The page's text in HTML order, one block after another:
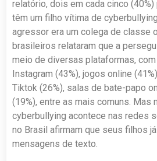
relatório, dois em cada cinco
têm um filho vítima de
agressor era um colega de classe
brasileiros relataram que a
meio de diversas plataformas,
Instagram (43%), jogos online
Tiktok (26%), salas de bate-papo
(19%), entre as mais comuns. Mas
cyberbullying acontece nas redes
no Brasil afirmam que seus filhos
mensagens de texto.